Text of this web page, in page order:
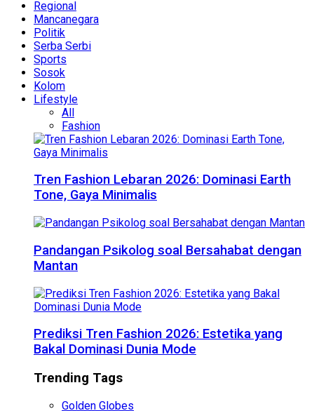
Regional
Mancanegara
Politik
Serba Serbi
Sports
Sosok
Kolom
Lifestyle
All
Fashion
Tren Fashion Lebaran 2026: Dominasi Earth
Tone, Gaya Minimalis
Pandangan Psikolog soal Bersahabat dengan
Mantan
Prediksi Tren Fashion 2026: Estetika yang
Bakal Dominasi Dunia Mode
Trending Tags
Golden Globes